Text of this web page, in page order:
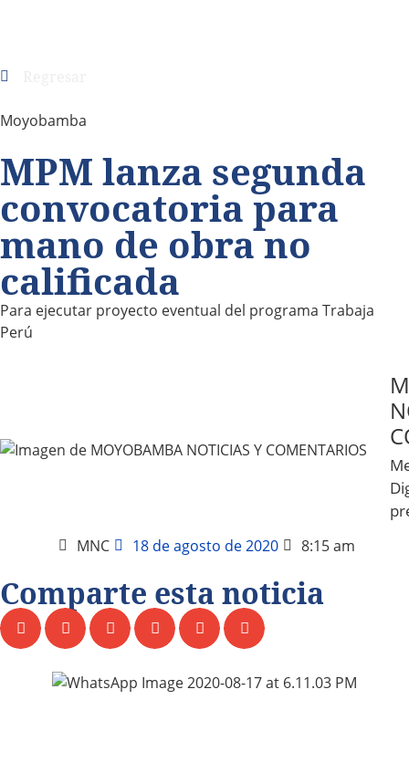
Moyobamba
MPM lanza segunda
convocatoria para
mano de obra no
calificada
Para ejecutar proyecto eventual del programa Trabaja
Perú
MNC 18 de agosto de 2020 8:15 am
Comparte esta noticia